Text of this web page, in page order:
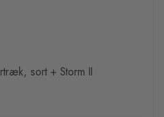
sort + Storm II